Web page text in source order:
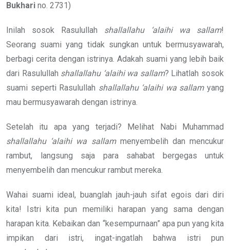
Bukhari no. 2731)
Inilah sosok Rasulullah shallallahu ‘alaihi wa sallam!
Seorang suami yang tidak sungkan untuk bermusyawarah,
berbagi cerita dengan istrinya. Adakah suami yang lebih baik
dari Rasulullah shallallahu ‘alaihi wa sallam? Lihatlah sosok
suami seperti Rasulullah shallallahu ‘alaihi wa sallamyang
mau bermusyawarah dengan istrinya.
Setelah itu apa yang terjadi? Melihat Nabi Muhammad
shallallahu ‘alaihi wa sallammenyembelih dan mencukur
rambut, langsung saja para sahabat bergegas untuk
menyembelih dan mencukur rambut mereka.
Wahai suami ideal, buanglah jauh-jauh sifat egois dari diri
kita! Istri kita pun memiliki harapan yang sama dengan
harapan kita. Kebaikan dan “kesempurnaan” apa pun yang kita
impikan dari istri, ingat-ingatlah bahwa istri pun